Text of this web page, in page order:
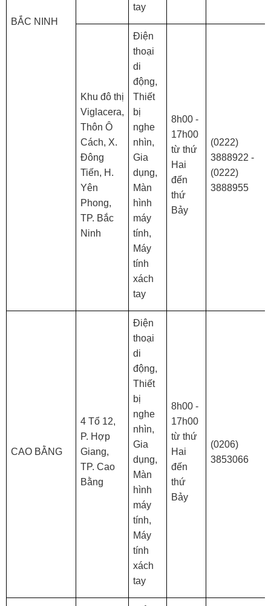
BẮC NINH
tay
Khu đô thị
Viglacera,
Thôn Ô
Cách, X.
Đông
Tiến, H.
Yên
Phong,
TP. Bắc
Ninh
Điện
thoại
di
động,
Thiết
bị
nghe
nhìn,
Gia
dụng,
Màn
hình
máy
tính,
Máy
tính
xách
tay
8h00 -
17h00
từ thứ
Hai
đến
thứ
Bảy
(0222)
3888922 -
(0222)
3888955
CAO BẰNG
4 Tổ 12,
P. Hợp
Giang,
TP. Cao
Bằng
Điện
thoại
di
động,
Thiết
bị
nghe
nhìn,
Gia
dụng,
Màn
hình
máy
tính,
Máy
tính
xách
tay
8h00 -
17h00
từ thứ
Hai
đến
thứ
Bảy
(0206)
3853066